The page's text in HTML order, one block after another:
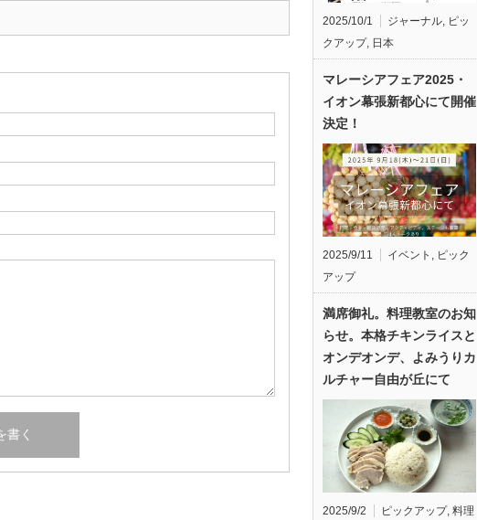
2025/10/1 ジャーナル, ピッ
クアップ, 日本
マレーシアフェア2025・
イオン幕張新都心にて開催
決定！
2025/9/11 イベント , ピック
アップ
満席御礼。料理教室のお知
らせ。本格チキンライスと
オンデオンデ、よみうりカ
ルチャー自由が丘にて
2025/9/2 ピックアップ, 料理